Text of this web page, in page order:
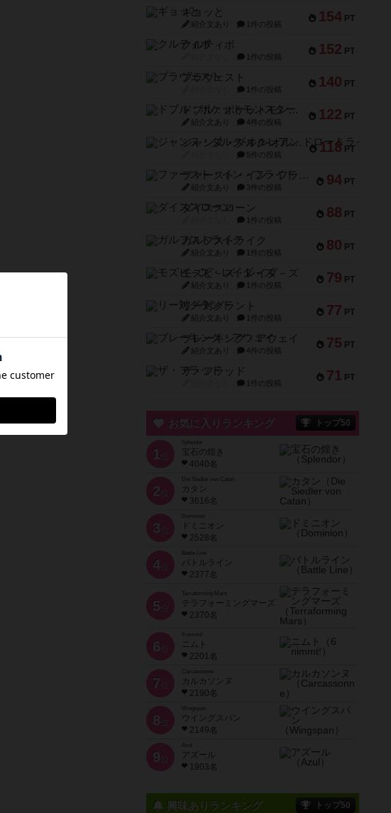
154 PT
ギョッと
紹介文あり 1件の投稿
152 PT
クルティボ
1件の投稿
140 PT
ブラヴェスト
1件の投稿
122 PT
ドブル：ポケットモンスター
紹介文あり 4件の投稿
118 PT
ジャンヌ・ダルク-オルレアン ドロー＆ライト
5件の投稿
94 PT
ファースト・イン・フライト
紹介文あり 3件の投稿
88 PT
ダイススローン
1件の投稿
80 PT
ガルフストライク
紹介文あり 1件の投稿
79 PT
モズビ－ズ・レイダ－ズ
紹介文あり 1件の投稿
77 PT
リー対グラント
紹介文あり 1件の投稿
75 PT
ブレーキング・アウェイ
紹介文あり 4件の投稿
71 PT
ザ・フラッド
1件の投稿
お気に入りランキング トップ50
1 位
宝石の煌き
4040名
2 位
Die Siedler von Catan
カタン
3616名
3 位
ドミニオン
2528名
4位
Battle Line
バトルライン
2377名
5 位
Terraforming Mars
テラフォーミングマーズ
2370名
6 位
ニムト
2201名
7 位
Carcassonne
カルカソンヌ
2190名
8 位
Wingspan
ウイングスパン
2149名
9 位
Azul
アズール
1903名
興味ありランキング トップ50